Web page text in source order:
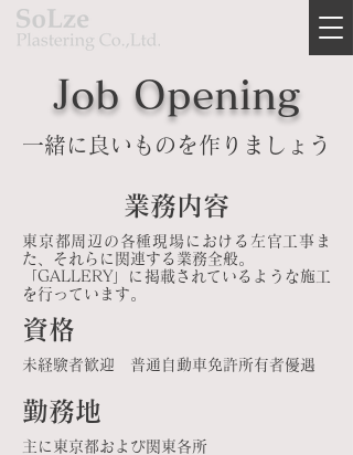
Job Opening
​一緒に良いものを作りましょう
業務内容
東京都周辺の各種現場における左官工事ま
た、それらに関連する業務全般。
「GALLERY」に掲載されているような施工
を行っています。
資格
未経験者歓迎 普通自動車免許所有者優遇
勤務地
​主に東京都および関東各所